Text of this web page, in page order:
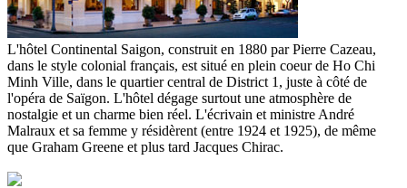
L'hôtel Continental Saigon, construit en 1880 par Pierre Cazeau,
dans le style colonial français, est situé en plein coeur de Ho Chi
Minh Ville, dans le quartier central de District 1, juste à côté de
l'opéra de Saïgon. L'hôtel dégage surtout une atmosphère de
nostalgie et un charme bien réel. L'écrivain et ministre André
Malraux et sa femme y résidèrent (entre 1924 et 1925), de même
que Graham Greene et plus tard Jacques Chirac.